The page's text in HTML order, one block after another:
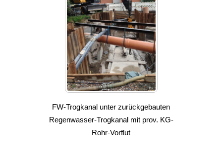
FW-Trogkanal unter zurückgebauten
Regenwasser-Trogkanal mit prov. KG-
Rohr-Vorflut